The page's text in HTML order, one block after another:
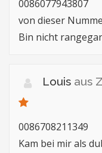
0086077943807
von dieser
Bin nicht
Louis aus
0086708211349
Kam bei mir als